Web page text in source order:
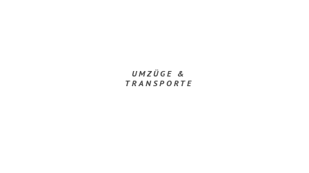
UMZÜGE &
TRANSPORTE